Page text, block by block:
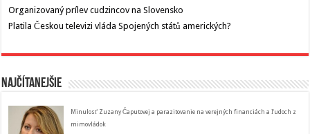
Organizovaný prílev cudzincov na Slovensko
Platila Českou televizi vláda Spojených států amerických?
Najčítanejšie
Minulosť Zuzany Čaputovej a parazitovanie na verejných financiách a ľudoch z
mimovládok